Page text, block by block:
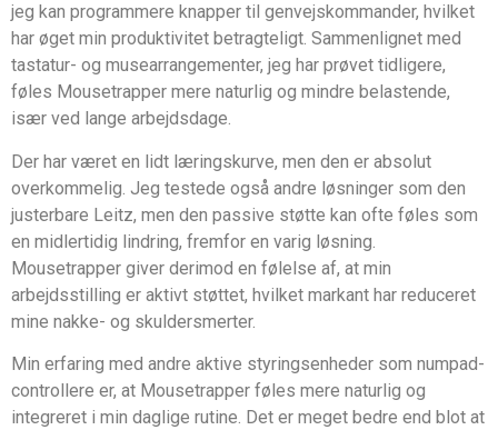
jeg kan programmere knapper til genvejskommander, hvilket
har øget min produktivitet betragteligt. Sammenlignet med
tastatur- og musearrangementer, jeg har prøvet tidligere,
føles Mousetrapper mere naturlig og mindre belastende,
især ved lange arbejdsdage.
Der har været en lidt læringskurve, men den er absolut
overkommelig. Jeg testede også andre løsninger som den
justerbare Leitz, men den passive støtte kan ofte føles som
en midlertidig lindring, fremfor en varig løsning.
Mousetrapper giver derimod en følelse af, at min
arbejdsstilling er aktivt støttet, hvilket markant har reduceret
mine nakke- og skuldersmerter.
Min erfaring med andre aktive styringsenheder som numpad-
controllere er, at Mousetrapper føles mere naturlig og
integreret i min daglige rutine. Det er meget bedre end blot at